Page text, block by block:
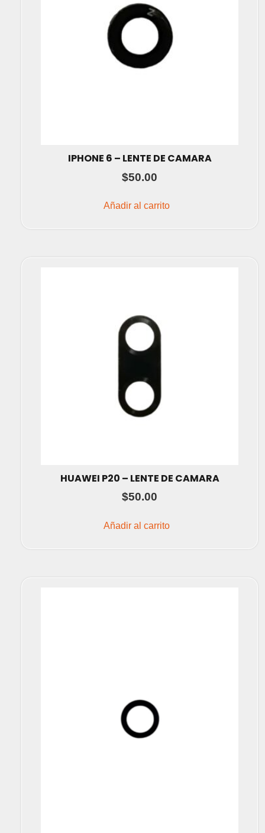
IPHONE 6 – LENTE DE CAMARA
$50.00
Añadir al carrito
HUAWEI P20 – LENTE DE CAMARA
$50.00
Añadir al carrito